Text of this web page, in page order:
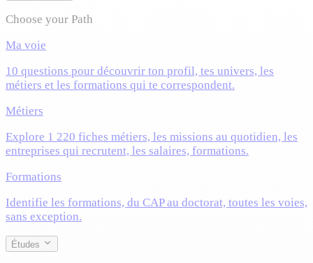
Choose your Path
Ma voie
10 questions pour découvrir ton profil, tes univers, les
métiers et les formations qui te correspondent.
Métiers
Explore 1 220 fiches métiers, les missions au quotidien, les
entreprises qui recrutent, les salaires, formations.
Formations
Identifie les formations, du CAP au doctorat, toutes les voies,
sans exception.
Études